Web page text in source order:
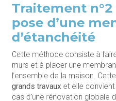
Traitement n°2
pose d’une
d’étanchéité
Cette méthode consiste à
murs et à placer une
l’ensemble de la maison.
grands travaux et elle
cas d’une rénovation globale